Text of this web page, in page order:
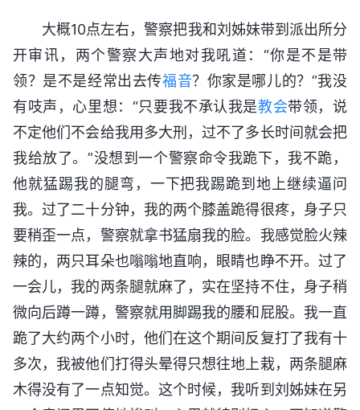
大概10点左右，警察把我和刘姊妹带到派出所分
开审讯，两个警察大声地对我吼道：“你是不是带
领？是不是经常出去传福音？你家是哪儿的？”我没
有吱声，心里想：“只要我不承认我是教会带领，说
不定他们不会给我用多大刑，过不了多长时间就会把
我给放了。”没想到一个警察命令我跪下，我不跪，
他就猛踢我的腿弯，一下把我踢跪到地上继续逼问
我。过了二十分钟，我的两个膝盖跪得很疼，身子只
要稍歪一点，警察就拿书猛扇我的脸。我感觉脸火辣
辣的，两只耳朵也嗡嗡地直响，眼睛也睁不开。过了
一会儿，我的两条腿就麻了，实在坚持不住，身子稍
微向后蹲一蹲，警察就用脚踢我的腰和屁股。我一直
跪了大约两个小时，他们在这个期间反复打了我有十
多次，我被他们打得头晕得只想往地上栽，两条腿麻
木得没有了一点知觉。这个时候，我听到刘姊妹在另